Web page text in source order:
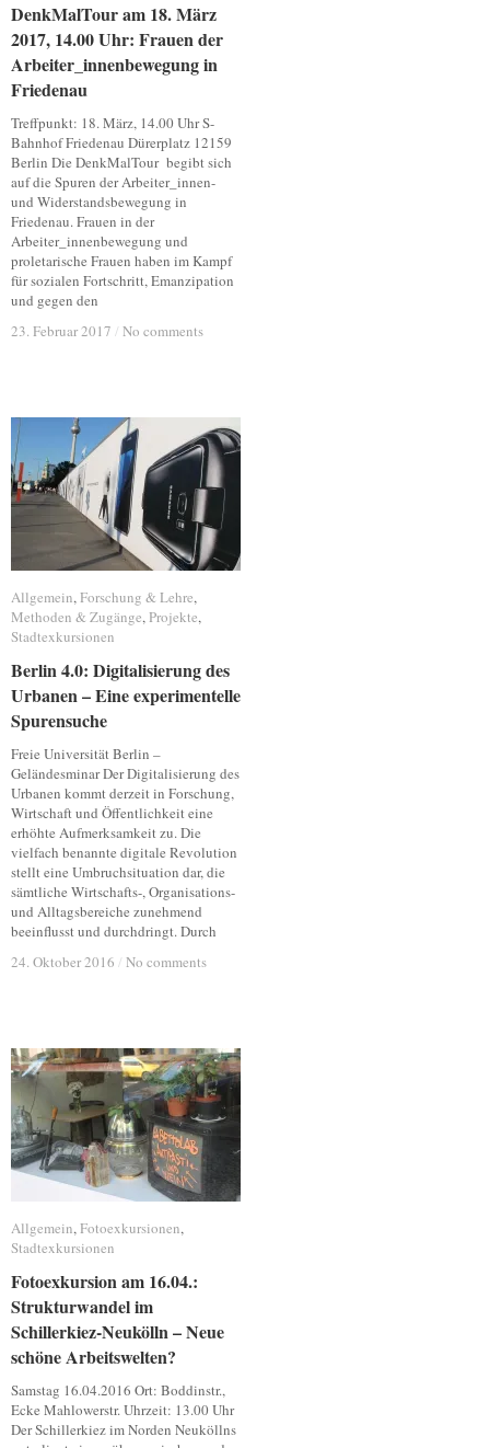
DenkMalTour am 18. März
2017, 14.00 Uhr: Frauen der
Arbeiter_innenbewegung in
Friedenau
Treffpunkt: 18. März, 14.00 Uhr S-
Bahnhof Friedenau Dürerplatz 12159
Berlin Die DenkMalTour begibt sich
auf die Spuren der Arbeiter_innen-
und Widerstandsbewegung in
Friedenau. Frauen in der
Arbeiter_innenbewegung und
proletarische Frauen haben im Kampf
für sozialen Fortschritt, Emanzipation
und gegen den
23. Februar 2017 / No comments
DenkMalTour am 18. März
2017, 14.00 Uhr: Frauen der
Arbeiter_innenbewegung in
Friedenau
23. Februar 2017 / No comments
Allgemein,Forschung & Lehre,
Methoden & Zugänge,Projekte,
Stadtexkursionen
Berlin 4.0: Digitalisierung des
Urbanen – Eine experimentelle
Spurensuche
Freie Universität Berlin –
Geländesminar Der Digitalisierung des
Urbanen kommt derzeit in Forschung,
Wirtschaft und Öffentlichkeit eine
erhöhte Aufmerksamkeit zu. Die
vielfach benannte digitale Revolution
stellt eine Umbruchsituation dar, die
sämtliche Wirtschafts-, Organisations-
und Alltagsbereiche zunehmend
beeinflusst und durchdringt. Durch
24. Oktober 2016 / No comments
Allgemein Forschung & Lehre
Methoden & Zugänge Projekte
Stadtexkursionen
Berlin 4.0: Digitalisierung des
Urbanen – Eine experimentelle
Spurensuche
24. Oktober 2016 / No comments
Allgemein,Fotoexkursionen,
Stadtexkursionen
Fotoexkursion am 16.04.:
Strukturwandel im
Schillerkiez-Neukölln – Neue
schöne Arbeitswelten?
Samstag 16.04.2016 Ort: Boddinstr.,
Ecke Mahlowerstr. Uhrzeit: 13.00 Uhr
Der Schillerkiez im Norden Neuköllns
Allgemein Fotoexkursionen
Stadtexkursionen
Fotoexkursion am 16.04.:
Strukturwandel im
Schillerkiez-Neukölln – Neue
schöne Arbeitswelten?